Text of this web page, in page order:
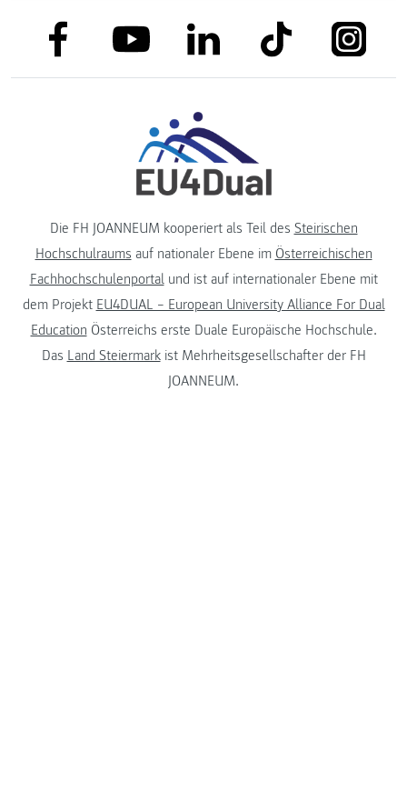
link to facebooklink to youtubelink to linkedinlink to tiktok link to
Die FH JOANNEUM kooperiert als Teil des Steirischen
Hochschulraums auf nationaler Ebene im Österreichischen
Fachhochschulenportalund ist auf internationaler Ebene mit
dem Projekt EU4DUAL – European University Alliance For Dual
Education Österreichs erste Duale Europäische Hochschule.
Das Land Steiermarkist Mehrheitsgesellschafter der FH
JOANNEUM.